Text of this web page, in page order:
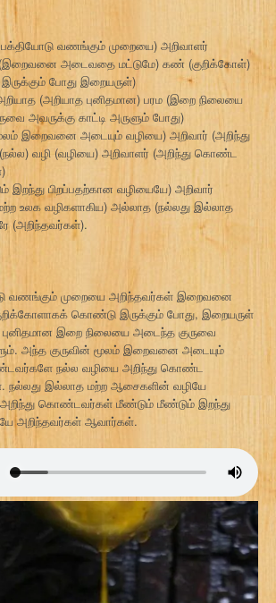
வணங்கும் முறையை) அறிவாளர்
(இறைவனை அடைவதை மட்டுமே) கண் (குறிக்கோள்)
போது இறையருள்)
அறியாத (அறியாத புனிதமான) பரம (இறை நிலையை
அவருக்கு காட்டி அருளும் போது)
இறைவனை அடையும் வழியை) அறிவார் (அறிந்து
வழி (வழியை) அறிவாளர் (அறிந்து கொண்ட
இறந்து பிறப்பதற்கான வழியையே) அறிவார்
உலக வழிகளாகிய) அல்லாத (நல்லது இல்லாத
(அறிந்தவர்கள்).
வணங்கும் முறையை அறிந்தவர்கள் இறைவனை
கொண்டு இருக்கும் போது, இறையருள்
புனிதமான இறை நிலையை அடைந்த குருவை
அந்த குருவின் மூலம் இறைவனை அடையும்
நல்ல வழியை அறிந்து கொண்ட
நல்லது இல்லாத மற்ற ஆசைகளின் வழியே
கொண்டவர்கள் மீண்டும் மீண்டும் இறந்து
அறிந்தவர்கள் ஆவார்கள்.